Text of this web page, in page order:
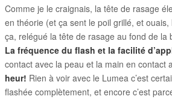
Comme je le craignais, la tête de rasage
en théorie (et ça sent le poil grillé, et
ça, relégué la tête de rasage au fond de la
La fréquence du flash et la facilité
contact avec la peau et la main en contact
heur! Rien à voir avec le Lumea c’est
flashée complètement, et encore c’est